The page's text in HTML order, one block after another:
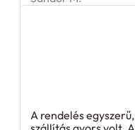
szállítás gyors volt.
csomagolás lehetett